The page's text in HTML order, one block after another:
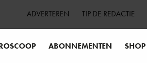
ADVERTEREN TIP DE REDACTIE
ABONNEMENTEN SHOP